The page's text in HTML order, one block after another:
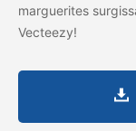
marguerites
Vecteezy!